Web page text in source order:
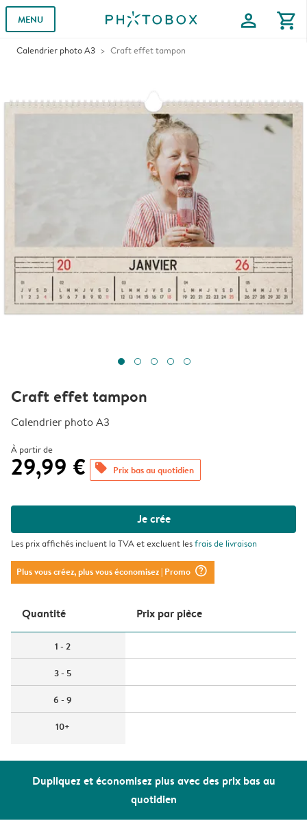
MENU profile shopping_cart
Calendrier photo A3 Craft effet tampon
Dupliquez et économisez plus avec des prix bas au
quotidien
Craft effet tampon
Calendrier photo A3
À partir de
29,99 € offers Prix bas au quotidien
Je crée
Les prix affichés incluent la TVA et excluent lesfrais de livraison
Plus vous créez, plus vous économisez| Promo question_mark_circle
Quantité Prix ​​par pièce
1 - 2
3 - 5
6 - 9
10+